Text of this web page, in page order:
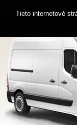
Zákaznícka linka
Tieto internetové